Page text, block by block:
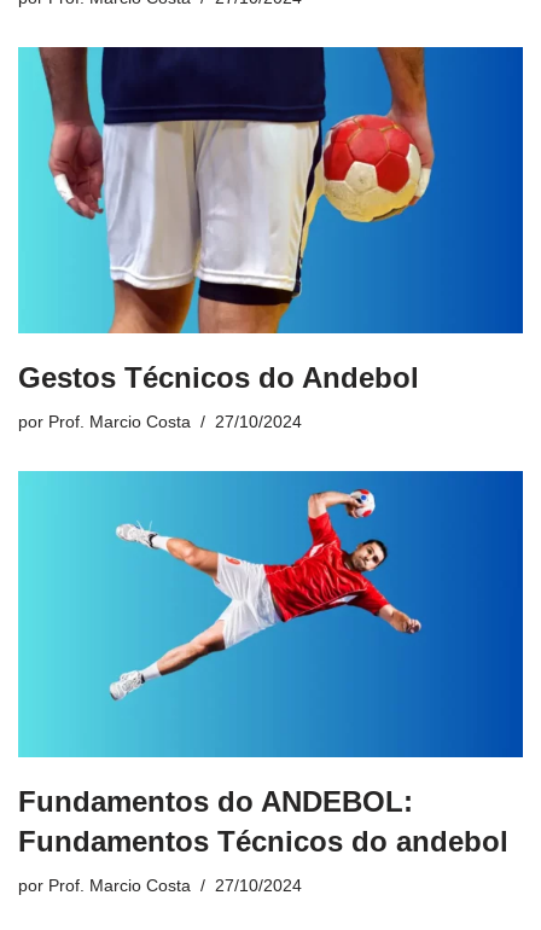
Gestos Técnicos do Andebol
por Prof. Marcio Costa 27/10/2024
Fundamentos do ANDEBOL:
Fundamentos Técnicos do andebol
por Prof. Marcio Costa 27/10/2024